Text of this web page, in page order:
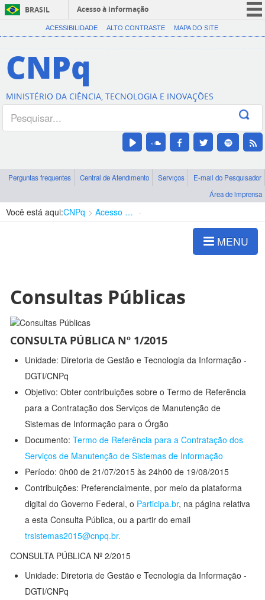
BRASIL
Acesso à informação
CORONAVÍRUS (COVID-19)
Canais
ACESSIBILIDADE ALTO CONTRASTE MAPA DO SITE
CNPq
MINISTÉRIO DA CIÊNCIA, TECNOLOGIA E INOVAÇÕES
Perguntas frequentes Central de Atendimento Serviços
E-mail do Pesquisador
Área de imprensa
Você está aqui:CNPq Acesso à Informação
MENU
Consultas Públicas
CONSULTA PÚBLICA Nº 1/2015
Unidade: Diretoria de Gestão e Tecnologia da Informação -
DGTI/CNPq
Objetivo: Obter contribuições sobre o Termo de Referência
para a Contratação dos Serviços de Manutenção de
Sistemas de Informação para o Órgão
Documento: Termo de Referência para a Contratação dos
Serviços de Manutenção de Sistemas de Informação
Período: 0h00 de 21/07/2015 às 24h00 de 19/08/2015
Contribuições: Preferencialmente, por meio da plataforma
digital do Governo Federal, o Participa.br, na página relativa
a esta Consulta Pública, ou a partir do email
trsistemas2015@cnpq.br.
CONSULTA PÚBLICA Nº 2/2015
Unidade: Diretoria de Gestão e Tecnologia da Informação -
DGTI/CNPq